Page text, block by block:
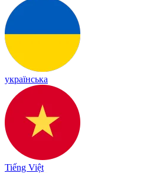
українська
Tiếng Việt